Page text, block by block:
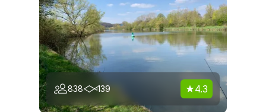
838 139 4.3